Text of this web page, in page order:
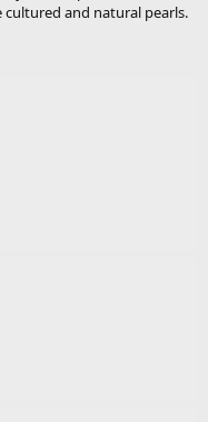
and natural pearls.